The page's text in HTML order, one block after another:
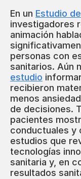
En un Estudio
investigadores
animación
personas con
sanitarios. Aún
estudio
recibieron
menos
de decisiones.
pacientes
conductuales y
estudios que
tecnologías
sanitaria y, en
resultados